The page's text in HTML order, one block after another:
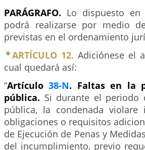
PARÁGRAFO. Lo dispuesto
podrá realizarse por medio
previstas en el ordenamiento
ARTÍCULO 12. Adiciónese el
cual quedará así:
“Artículo38-N. Faltas en la
pública. Si durante el periodo
pública, la condenada violare
obligaciones o requisitos
de Ejecución de Penas y
del incumplimiento, previo